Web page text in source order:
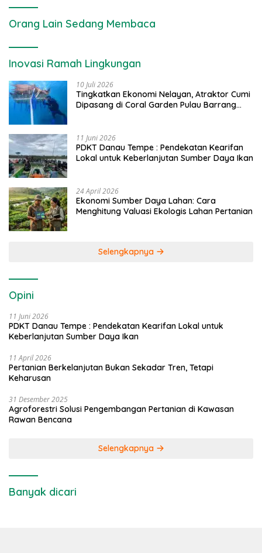
Orang Lain Sedang Membaca
Inovasi Ramah Lingkungan
10 Juli 2026
Tingkatkan Ekonomi Nelayan, Atraktor Cumi
Dipasang di Coral Garden Pulau Barrang
11 Juni 2026
PDKT Danau Tempe : Pendekatan Kearifan
Lokal untuk Keberlanjutan Sumber Daya Ikan
24 April 2026
Ekonomi Sumber Daya Lahan: Cara
Menghitung Valuasi Ekologis Lahan Pertanian
Selengkapnya
Opini
11 Juni 2026
PDKT Danau Tempe : Pendekatan Kearifan Lokal untuk
Keberlanjutan Sumber Daya Ikan
11 April 2026
Pertanian Berkelanjutan Bukan Sekadar Tren, Tetapi
Keharusan
31 Desember 2025
Agroforestri Solusi Pengembangan Pertanian di Kawasan
Rawan Bencana
Selengkapnya
Banyak dicari